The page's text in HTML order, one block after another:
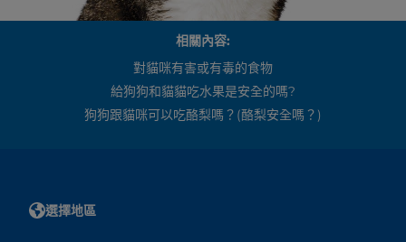
相關內容:
對貓咪有害或有毒的食物
給狗狗和貓貓吃水果是安全的嗎?
狗狗跟貓咪可以吃酪梨嗎？(酪梨安全嗎？)
選擇地區